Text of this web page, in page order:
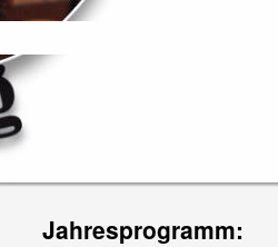
Jahresprogramm: